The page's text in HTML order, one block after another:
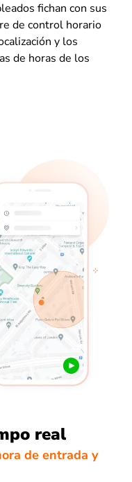
fichan con sus
de control horario
y los
de horas de los
real
de entrada y